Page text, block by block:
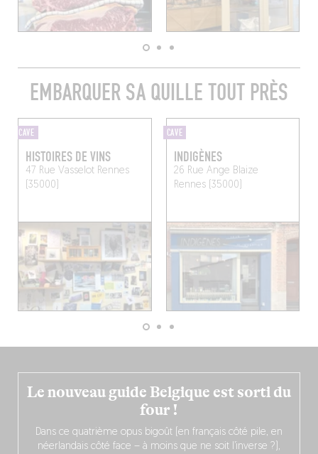
EMBARQUER SA QUILLE TOUT PRÈS
CAVE
HISTOIRES DE VINS
47 Rue VasselotRennes
(35000)
CAVE
INDIGÈNES
26 Rue Ange Blaize
Rennes (35000)
Le nouveau guide Belgique est sorti du
four !
Dans ce quatrième opus bigoût (en français côté pile, en
néerlandais côté face – à moins que ne soit l’inverse ?),